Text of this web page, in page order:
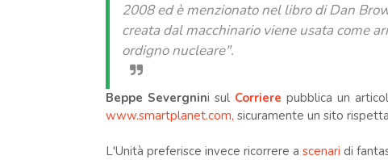
2008 ed è menzionato nel libro di Dan
creata dal macchinario viene usata come
ordigno nucleare".
Beppe Severgnini sul Corriere pubblica un
www.smartplanet.com, sicuramente un sito
L'Unità preferisce invece ricorrere a scenari di